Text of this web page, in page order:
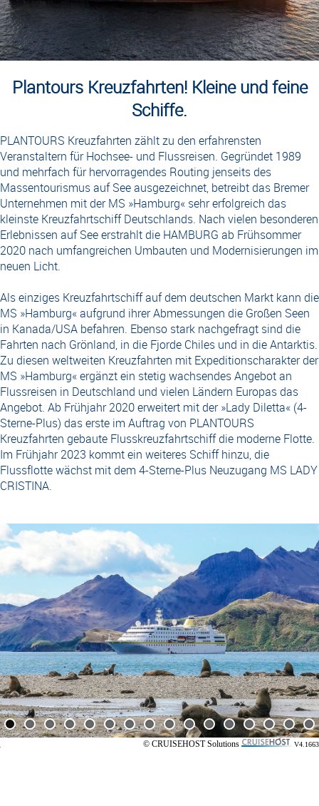
Plantours Kreuzfahrten! Kleine und feine
Schiffe.
PLANTOURS Kreuzfahrten zählt zu den erfahrensten
Veranstaltern für Hochsee- und Flussreisen. Gegründet 1989
und mehrfach für hervorragendes Routing jenseits des
Massentourismus auf See ausgezeichnet, betreibt das Bremer
Unternehmen mit der MS »Hamburg« sehr erfolgreich das
kleinste Kreuzfahrtschiff Deutschlands. Nach vielen besonderen
Erlebnissen auf See erstrahlt die HAMBURG ab Frühsommer
2020 nach umfangreichen Umbauten und Modernisierungen im
neuen Licht.
Als einziges Kreuzfahrtschiff auf dem deutschen Markt kann die
MS »Hamburg« aufgrund ihrer Abmessungen die Großen Seen
in Kanada/USA befahren. Ebenso stark nachgefragt sind die
Fahrten nach Grönland, in die Fjorde Chiles und in die Antarktis.
Zu diesen weltweiten Kreuzfahrten mit Expeditionscharakter der
MS »Hamburg« ergänzt ein stetig wachsendes Angebot an
Flussreisen in Deutschland und vielen Ländern Europas das
Angebot. Ab Frühjahr 2020 erweitert mit der »Lady Diletta« (4-
Sterne-Plus) das erste im Auftrag von PLANTOURS
Kreuzfahrten gebaute Flusskreuzfahrtschiff die moderne Flotte.
Im Frühjahr 2023 kommt ein weiteres Schiff hinzu, die
Flussflotte wächst mit dem 4-Sterne-Plus Neuzugang MS LADY
CRISTINA.
© CRUISEHOST Solutions V4.1663